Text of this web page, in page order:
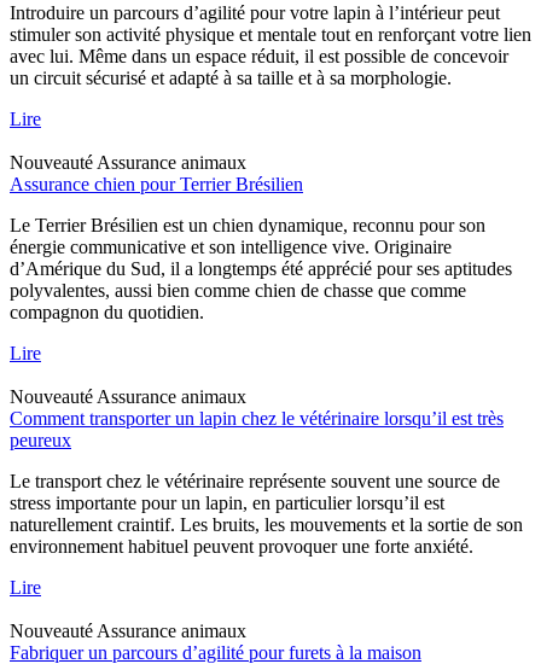
Introduire un parcours d’agilité pour votre lapin à l’intérieur peut
stimuler son activité physique et mentale tout en renforçant votre lien
avec lui. Même dans un espace réduit, il est possible de concevoir
un circuit sécurisé et adapté à sa taille et à sa morphologie.
Lire
Nouveauté Assurance animaux
Assurance chien pour Terrier Brésilien
Le Terrier Brésilien est un chien dynamique, reconnu pour son
énergie communicative et son intelligence vive. Originaire
d’Amérique du Sud, il a longtemps été apprécié pour ses aptitudes
polyvalentes, aussi bien comme chien de chasse que comme
compagnon du quotidien.
Lire
Nouveauté Assurance animaux
Comment transporter un lapin chez le vétérinaire lorsqu’il est très
peureux
Le transport chez le vétérinaire représente souvent une source de
stress importante pour un lapin, en particulier lorsqu’il est
naturellement craintif. Les bruits, les mouvements et la sortie de son
environnement habituel peuvent provoquer une forte anxiété.
Lire
Nouveauté Assurance animaux
Fabriquer un parcours d’agilité pour furets à la maison